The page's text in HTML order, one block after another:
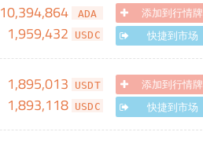
10,394,864 ADA
1,959,432 USDC
添加到行情牌
快捷到市场
1,895,013 USDT
1,893,118 USDC
添加到行情牌
快捷到市场